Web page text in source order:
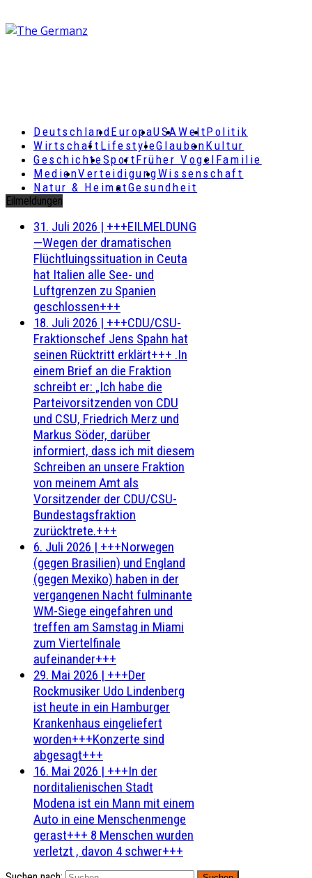
DeutschlandEuropaUSAWeltPolitik
Wirtschaft LifestyleGlaubenKultur
GeschichteSportFrüher Vogel Familie
MedienVerteidigungWissenschaft
Natur & HeimatGesundheit
Eilmeldungen
31. Juli 2026 | +++EILMELDUNG
—Wegen der dramatischen
Flüchtluingssituation in Ceuta
hat Italien alle See- und
Luftgrenzen zu Spanien
geschlossen+++
18. Juli 2026 | +++CDU/CSU-
Fraktionschef Jens Spahn hat
seinen Rücktritt erklärt+++ .In
einem Brief an die Fraktion
schreibt er: „Ich habe die
Parteivorsitzenden von CDU
und CSU, Friedrich Merz und
Markus Söder, darüber
informiert, dass ich mit diesem
Schreiben an unsere Fraktion
von meinem Amt als
Vorsitzender der CDU/CSU-
Bundestagsfraktion
zurücktrete.+++
6. Juli 2026 | +++Norwegen
(gegen Brasilien) und England
(gegen Mexiko) haben in der
vergangenen Nacht fulminante
WM-Siege eingefahren und
treffen am Samstag in Miami
zum Viertelfinale
aufeinander+++
29. Mai 2026 | +++Der
Rockmusiker Udo Lindenberg
ist heute in ein Hamburger
Krankenhaus eingeliefert
worden+++Konzerte sind
abgesagt+++
16. Mai 2026 | +++In der
norditalienischen Stadt
Modena ist ein Mann mit einem
Auto in eine Menschenmenge
gerast+++ 8 Menschen wurden
verletzt , davon 4 schwer+++